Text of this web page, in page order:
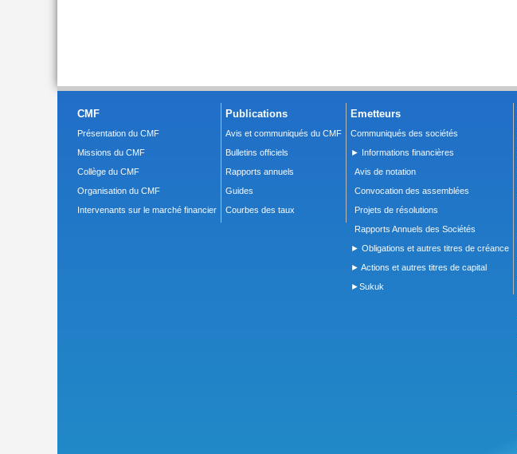
CMF
Présentation du CMF
Missions du CMF
Collège du CMF
Organisation du CMF
Intervenants sur le marché financier
Publications
Avis et communiqués du CMF
Bulletins officiels
Rapports annuels
Guides
Courbes des taux
Emetteurs
Communiqués des sociétés
► Informations financières
Avis de notation
Convocation des assemblées
Projets de résolutions
Rapports Annuels des Sociétés
► Obligations et autres titres de créance
► Actions et autres titres de capital
►Sukuk